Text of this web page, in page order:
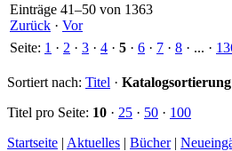
Einträge 41–50 von 1363
Zurück · Vor
Seite: 1 · 2 · 3 · 4 · 5 · 6 · 7 · 8 · ... ·
Sortiert nach: Titel · Katalogsortierung
Titel pro Seite: 10 · 25 · 50 · 100
Startseite | Aktuelles | Bücher|